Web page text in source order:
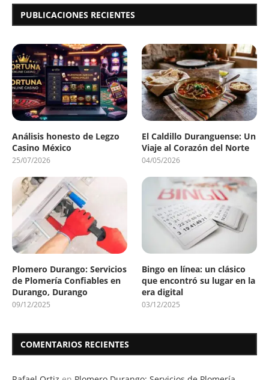
PUBLICACIONES RECIENTES
Análisis honesto de Legzo
Casino México
25/07/2026
El Caldillo Duranguense: Un
Viaje al Corazón del Norte
04/05/2026
Plomero Durango: Servicios
de Plomería Confiables en
Durango, Durango
09/12/2025
Bingo en línea: un clásico
que encontró su lugar en la
era digital
03/12/2025
COMENTARIOS RECIENTES